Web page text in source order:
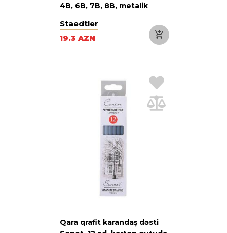
4B, 6B, 7B, 8B, metalik
Staedtler
19.3 AZN
Qara qrafit karandaş dəsti